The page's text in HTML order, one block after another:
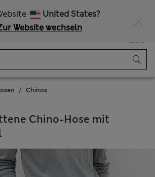
United States?
Website wechseln
Tasche
Chinos
Chino-Hose mit